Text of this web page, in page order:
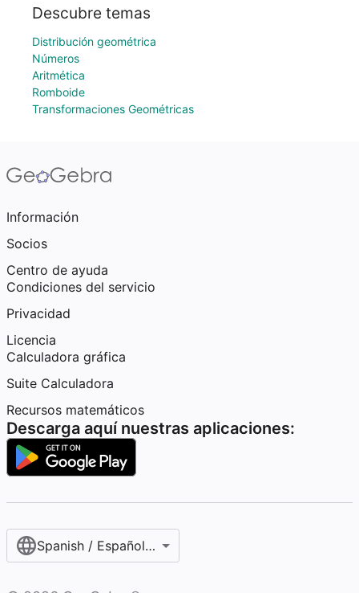
Descubre temas
Distribución geométrica
Números
Aritmética
Romboide
Transformaciones Geométricas
Información
Socios
Centro de ayuda
Condiciones del servicio
Privacidad
Licencia
Calculadora gráfica
Suite Calculadora
Recursos matemáticos
Descarga aquí nuestras aplicaciones:
Spanish / Español (internacional)